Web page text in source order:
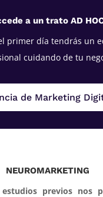
a un trato AD
primer día tendrás un
cuidando de tu
de Marketing
NEUROMARKETING
estudios previos nos